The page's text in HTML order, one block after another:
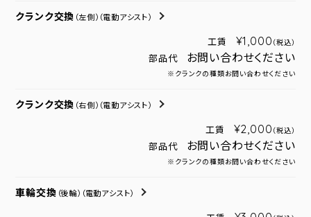
クランク交換 （左側） （電動アシスト）
工賃 ¥1,000 （税込）
部品代 お問い合わせください
※クランクの種類お問い合わせください
クランク交換 （右側） （電動アシスト）
工賃 ¥2,000 （税込）
部品代 お問い合わせください
※クランクの種類お問い合わせください
車輪交換 （後輪） （電動アシスト）